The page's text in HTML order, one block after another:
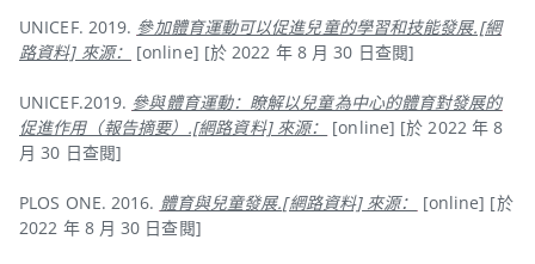
UNICEF. 2019. 參加體育運動可以促進兒童的學習和技能發展.[網
路資料] 來源：
[online] [於 2022 年 8 月 30 日查閱]
UNICEF.2019. 參與體育運動：瞭解以兒童為中心的體育對發展的
促進作用（報告摘要）.[網路資料] 來源：
[online] [於 2022 年 8
月 30 日查閱]
PLOS ONE. 2016. 體育與兒童發展.[網路資料] 來源：
[online] [於
2022 年 8 月 30 日查閱]